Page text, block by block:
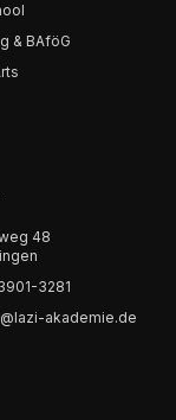
& BAföG
48
3281
akademie.de